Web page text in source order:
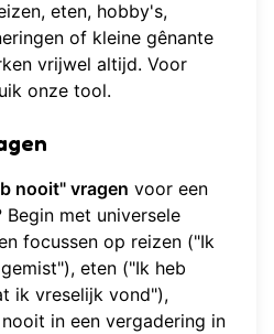
eten, hobby's,
of kleine gênante
vrijwel altijd. Voor
onze tool.
nooit" vragen voor een
met universele
focussen op reizen ("Ik
eten ("Ik heb
ik vreselijk vond"),
in een vergadering in